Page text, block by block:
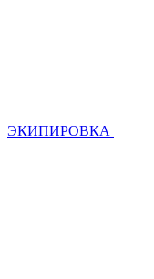
ЭКИПИРОВКА